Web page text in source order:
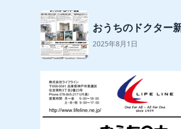
おうちのドクター
2025年8月1日